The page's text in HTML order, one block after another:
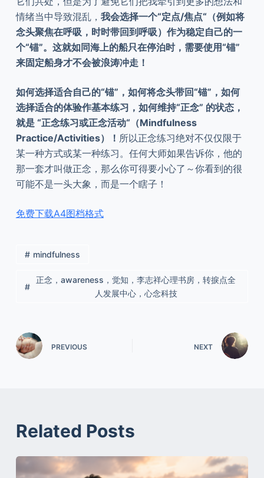
情绪当中导致混乱， 我会选择一个“定点/焦点“（例如将
念头聚焦在呼吸，时时带回到呼吸）作为稳定自己的一
个“锚”。这就如同海上的船只在停泊时，需要使用“锚”
来固定船身才不会被浪涛冲走！
如何选择适合自己的“锚”，如何将念头带回“锚”，如何
选择适合的体验作基本练习，如何维持“正念” 的状态，
就是 “正念练习或正念活动“（Mindfulness
Practice/Activities）！ 所以正念练习绝对不仅仅限于
某一种方式或某一种练习。任何大师如果告诉你，他的
那一套才叫做正念，那么你可得要小心了～你看到的很
可能不是一头大象，而是一个瞎子！
免费下载A4图档格式
mindfulness
正念，awareness，觉知，李志祥心理书房，转捩点全
人发展中心，心念科技
PREVIOUS NEXT
Related Posts